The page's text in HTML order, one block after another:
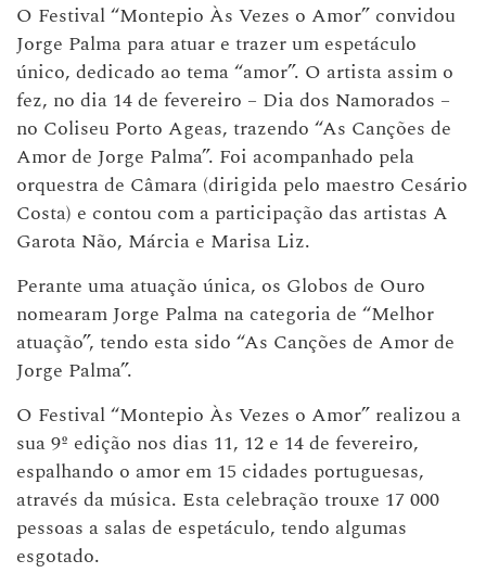
O Festival “Montepio Às Vezes o Amor” convidou
Jorge Palma para atuar e trazer um espetáculo
único, dedicado ao tema “amor”. O artista assim o
fez, no dia 14 de fevereiro – Dia dos Namorados –
no Coliseu Porto Ageas, trazendo “As Canções de
Amor de Jorge Palma”. Foi acompanhado pela
orquestra de Câmara (dirigida pelo maestro Cesário
Costa) e contou com a participação das artistas A
Garota Não, Márcia e Marisa Liz.
Perante uma atuação única, os Globos de Ouro
nomearam Jorge Palma na categoria de “Melhor
atuação”, tendo esta sido “As Canções de Amor de
Jorge Palma”.
O Festival “Montepio Às Vezes o Amor” realizou a
sua 9º edição nos dias 11, 12 e 14 de fevereiro,
espalhando o amor em 15 cidades portuguesas,
através da música. Esta celebração trouxe 17 000
pessoas a salas de espetáculo, tendo algumas
esgotado.